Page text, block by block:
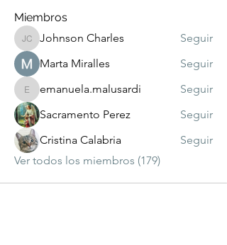
Miembros
Johnson Charles
Johnson Charles
Seguir
Marta Miralles
Seguir
emanuela.malusardi
emanuela.malusardi
Seguir
Sacramento Perez
Seguir
Cristina Calabria
Seguir
Ver todos los miembros (179)